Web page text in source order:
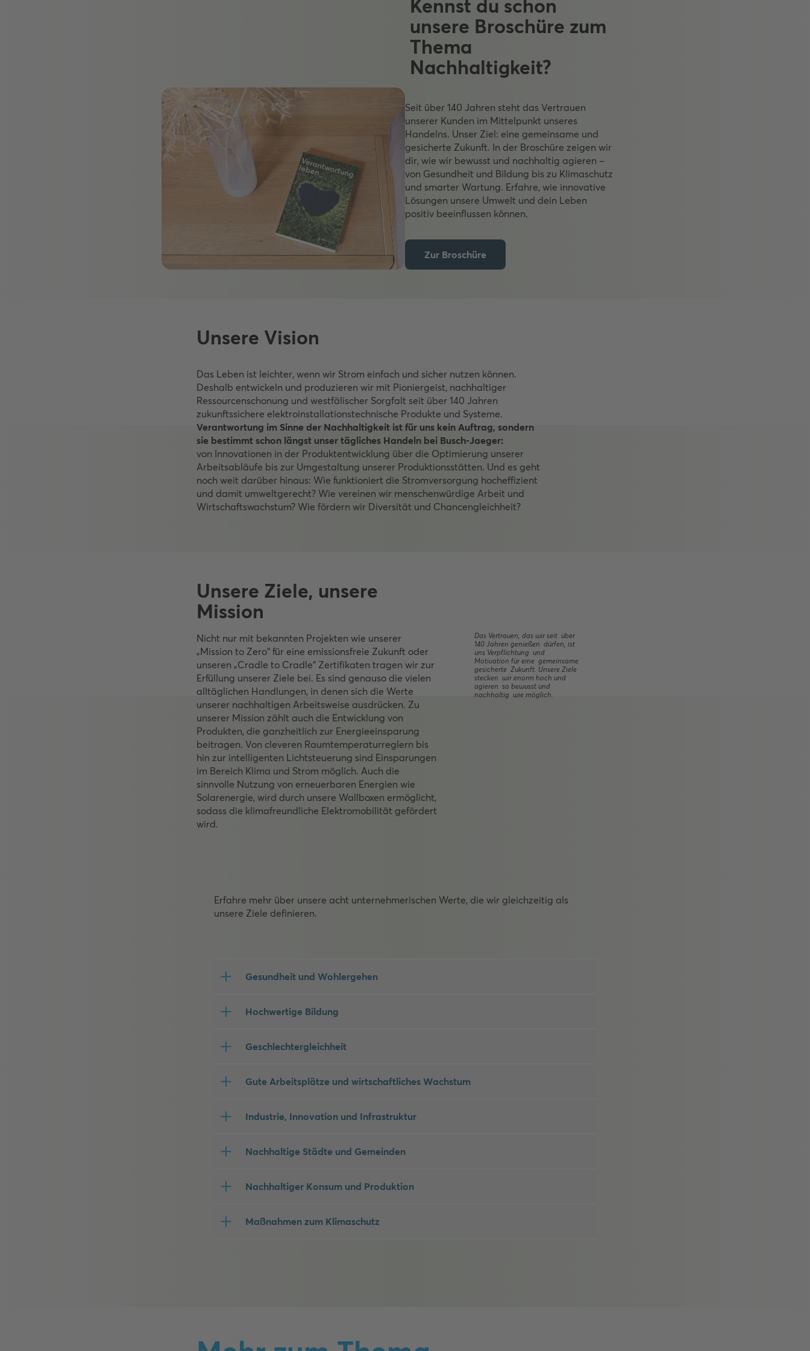
Kennst du schon
unsere Broschüre zum
Thema
Nachhaltigkeit?
Seit über 140 Jahren steht das Vertrauen
unserer Kunden im Mittelpunkt unseres
Handelns. Unser Ziel: eine gemeinsame und
gesicherte Zukunft. In der Broschüre zeigen wir
dir, wie wir bewusst und nachhaltig agieren –
von Gesundheit und Bildung bis zu Klimaschutz
und smarter Wartung. Erfahre, wie innovative
Lösungen unsere Umwelt und dein Leben
positiv beeinflussen können.
Zur Broschüre
Unsere Vision
Das Leben ist leichter, wenn wir Strom einfach und sicher nutzen können.
Deshalb entwickeln und produzieren wir mit Pioniergeist, nachhaltiger
Ressourcenschonung und westfälischer Sorgfalt seit über 140 Jahren
zukunftssichere elektroinstallationstechnische Produkte und Systeme.
Verantwortung im Sinne der Nachhaltigkeit ist für uns kein Auftrag, sondern
sie bestimmt schon längst unser tägliches Handeln bei Busch-Jaeger:
von Innovationen in der Produktentwicklung über die Optimierung unserer
Arbeitsabläufe bis zur Umgestaltung unserer Produktionsstätten. Und es geht
noch weit darüber hinaus: Wie funktioniert die Stromversorgung hocheffizient
und damit umweltgerecht? Wie vereinen wir menschenwürdige Arbeit und
Wirtschaftswachstum? Wie fördern wir Diversität und Chancengleichheit?
Unsere Ziele, unsere
Mission
Nicht nur mit bekannten Projekten wie unserer
„Mission to Zero“ für eine emissionsfreie Zukunft oder
unseren „Cradle to Cradle“ Zertifikaten tragen wir zur
Erfüllung unserer Ziele bei. Es sind genauso die vielen
alltäglichen Handlungen, in denen sich die Werte
unserer nachhaltigen Arbeitsweise ausdrücken. Zu
unserer Mission zählt auch die Entwicklung von
Produkten, die ganzheitlich zur Energieeinsparung
beitragen. Von cleveren Raumtemperaturreglern bis
hin zur intelligenten Lichtsteuerung sind Einsparungen
im Bereich Klima und Strom möglich. Auch die
sinnvolle Nutzung von erneuerbaren Energien wie
Solarenergie, wird durch unsere Wallboxen ermöglicht,
sodass die klimafreundliche Elektromobilität gefördert
wird.
Das Vertrauen, das wir seit über
140 Jahren genießen dürfen, ist
uns Verpflichtung und
Motivation für eine gemeinsame
gesicherte Zukunft. Unsere Ziele
stecken wir enorm hoch und
agieren so bewusst und
nachhaltig wie möglich.
Erfahre mehr über unsere acht unternehmerischen Werte, die wir gleichzeitig als
unsere Ziele definieren.
Gesundheit und Wohlergehen
Hochwertige Bildung
Geschlechtergleichheit
Gute Arbeitsplätze und wirtschaftliches Wachstum
Industrie, Innovation und Infrastruktur
Nachhaltige Städte und Gemeinden
Nachhaltiger Konsum und Produktion
Maßnahmen zum Klimaschutz